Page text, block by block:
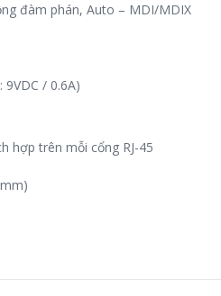
đàm phán, Auto – MDI/MDIX
/ 0.6A)
hợp trên mỗi cổng RJ-45